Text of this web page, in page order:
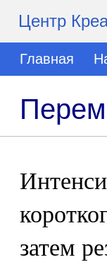
Центр
Главная
затем